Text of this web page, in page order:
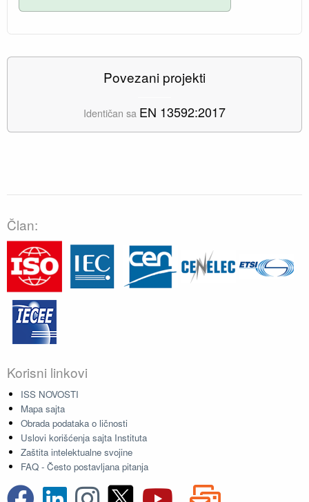
Povezani projekti
Identičan sa EN 13592:2017
Član:
Korisni linkovi
ISS NOVOSTI
Mapa sajta
Obrada podataka o ličnosti
Uslovi korišćenja sajta Instituta
Zaštita intelektualne svojine
FAQ - Često postavljana pitanja